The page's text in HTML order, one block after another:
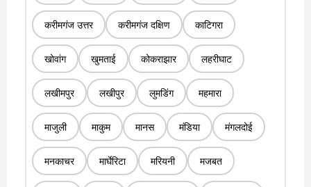
करीमगंज उत्तर करीमगंज दक्षिण काटिगरा
खोवांग खुमताई कोकराझार लहरीघाट
लखीमपुर लखीपुर लुमडिंग महमारा
माजुली माकुम मानस मंडिया मंगलदोई
मनकाचर मार्घेरिटा मरियनी मजबत